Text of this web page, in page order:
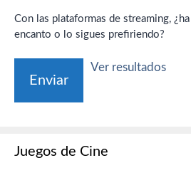
Con las plataformas de streaming, ¿ha perdido el cine su
encanto o lo sigues prefiriendo?
Ver resultados
Juegos de Cine